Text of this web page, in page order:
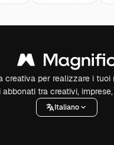
creativa per realizzare i tuoi
abbonati tra creativi,
Italiano